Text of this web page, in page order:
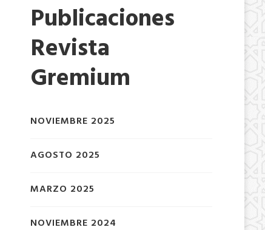
Publicaciones
Revista
Gremium
NOVIEMBRE 2025
AGOSTO 2025
MARZO 2025
NOVIEMBRE 2024